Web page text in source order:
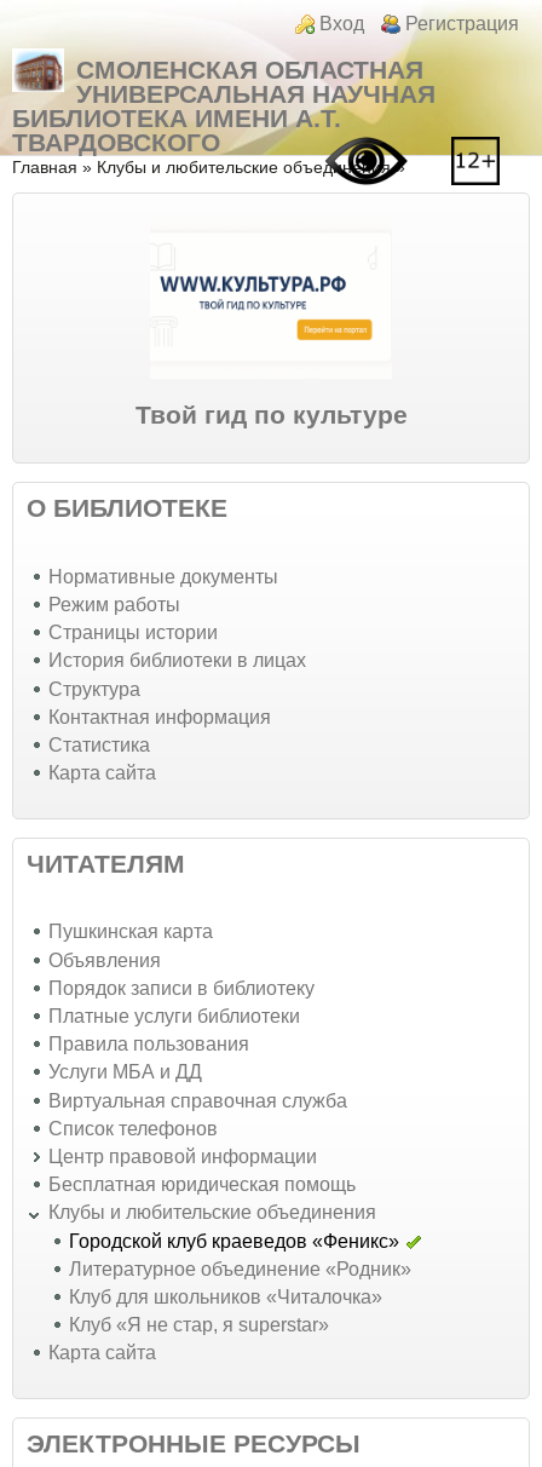
Перейти к основному содержанию
Login links
Вход Регистрация
СМОЛЕНСКАЯ ОБЛАСТНАЯ
УНИВЕРСАЛЬНАЯ НАУЧНАЯ
БИБЛИОТЕКА ИМЕНИ А.Т.
ТВАРДОВСКОГО
Вы здесь
Главная » Клубы и любительские объединения»
Твой гид по культуре
О БИБЛИОТЕКЕ
Нормативные документы
Режим работы
Страницы истории
История библиотеки в лицах
Структура
Контактная информация
Статистика
Карта сайта
ЧИТАТЕЛЯМ
Пушкинская карта
Объявления
Порядок записи в библиотеку
Платные услуги библиотеки
Правила пользования
Услуги МБА и ДД
Виртуальная справочная служба
Список телефонов
Центр правовой информации
Бесплатная юридическая помощь
Клубы и любительские объединения
Городской клуб краеведов «Феникс»
Литературное объединение «Родник»
Клуб для школьников «Читалочка»
Клуб «Я не стар, я superstar»
Карта сайта
ЭЛЕКТРОННЫЕ РЕСУРСЫ